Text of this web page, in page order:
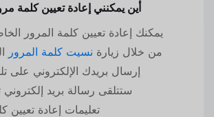
أين يمكنني إعادة تعيين كلمة
يمكنك إعادة تعيين كلمة المرور
من خلال زيارة نسيت كلمة المرور
إرسال بريدك الإلكتروني على
ستتلقى رسالة بريد
تعليمات إعادة تعيين